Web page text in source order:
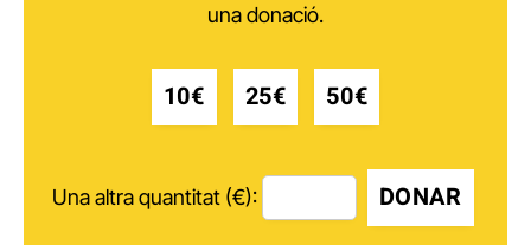
una donació.
10€ 25€ 50€
Una altra quantitat (€): DONAR